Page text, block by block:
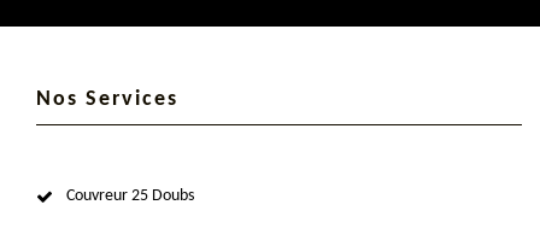
Nos Services
Couvreur 25 Doubs